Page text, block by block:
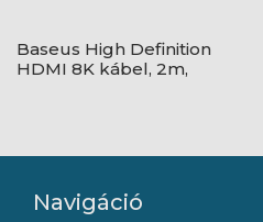
Baseus High Definition
HDMI 8K kábel, 2m,
Navigáció